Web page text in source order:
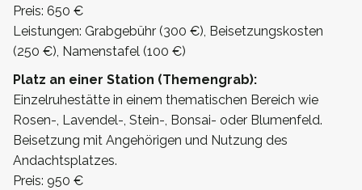
Preis: 650 €
Leistungen: Grabgebühr (300 €), Beisetzungskosten
(250 €), Namenstafel (100 €)
Platz an einer Station (Themengrab):
Einzelruhestätte in einem thematischen Bereich wie
Rosen-, Lavendel-, Stein-, Bonsai- oder Blumenfeld.
Beisetzung mit Angehörigen und Nutzung des
Andachtsplatzes.
Preis: 950 €